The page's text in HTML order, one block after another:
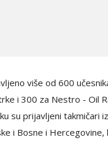
više od 600
i 300 za Nestro - Oil
su prijavljeni takmičari
i Bosne i Hercegovine,